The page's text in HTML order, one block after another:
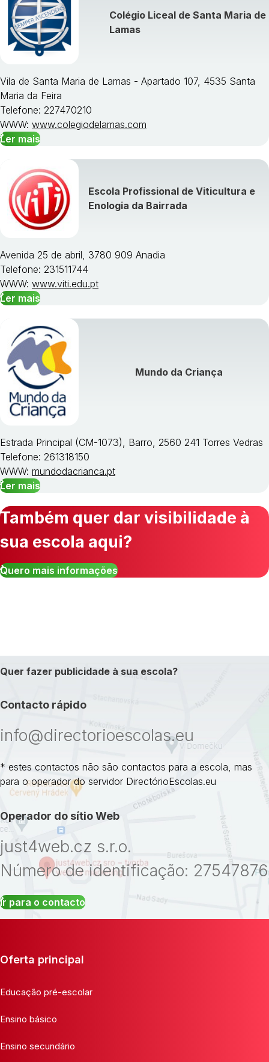
Colégio Liceal de Santa Maria de
Lamas
Vila de Santa Maria de Lamas - Apartado 107, 4535 Santa
Maria da Feira
Telefone: 227470210
WWW: www.colegiodelamas.com
Ler mais
Escola Profissional de Viticultura e
Enologia da Bairrada
Avenida 25 de abril, 3780 909 Anadia
Telefone: 231511744
WWW: www.viti.edu.pt
Ler mais
Mundo da Criança
Estrada Principal (CM-1073), Barro, 2560 241 Torres Vedras
Telefone: 261318150
WWW: mundodacrianca.pt
Ler mais
Também quer dar visibilidade à
sua escola aqui?
Quero mais informações
Quer fazer publicidade à sua escola?
Contacto rápido
info@directorioescolas.eu
* estes contactos não são contactos para a escola, mas
para o operador do servidor DirectórioEscolas.eu
Operador do sítio Web
just4web.cz s.r.o.
Número de identificação: 27547876
Ir para o contacto
Oferta principal
Educação pré-escolar
Ensino básico
Ensino secundário